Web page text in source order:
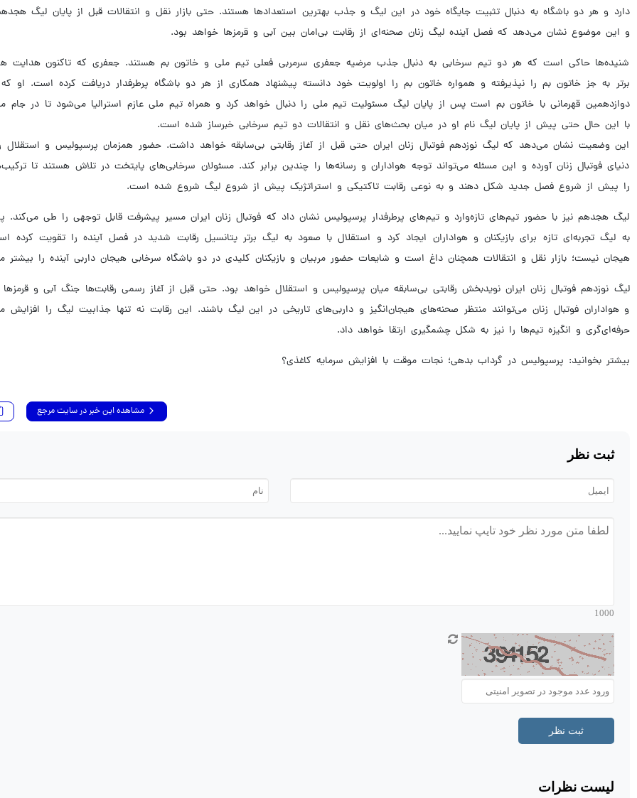
دارد و هر دو باشگاه به دنبال تثبیت جایگاه خود در این لیگ و جذب بهترین استعدادها هستند. حتی بازار نقل و انتقالات قبل از پایان لیگ
و این موضوع نشان می‌دهد که فصل آینده لیگ زنان صحنه‌ای از رقابت بی‌امان بین آبی و قرمزها خواهد بود.
شنیده‌ها حاکی است که هر دو تیم سرخابی به دنبال جذب مرضیه جعفری سرمربی فعلی تیم ملی و خاتون بم هستند. جعفری که تاکنون هدایت
برتر به جز خاتون بم را نپذیرفته و همواره خاتون بم را اولویت خود دانسته پیشنهاد همکاری از هر دو باشگاه پرطرفدار دریافت کرده است. او
دوازدهمین قهرمانی با خاتون بم است پس از پایان لیگ مسئولیت تیم ملی را دنبال خواهد کرد و همراه تیم ملی عازم استرالیا می‌شود تا در
با این حال حتی پیش از پایان لیگ نام او در میان بحث‌های نقل و انتقالات دو تیم سرخابی خبرساز شده است.
این وضعیت نشان می‌دهد که لیگ نوزدهم فوتبال زنان ایران حتی قبل از آغاز رقابتی بی‌سابقه خواهد داشت. حضور همزمان پرسپولیس و استقلال
دنیای فوتبال زنان آورده و این مسئله می‌تواند توجه هواداران و رسانه‌ها را چندین برابر کند. مسئولان سرخابی‌های پایتخت در تلاش هستند تا
را پیش از شروع فصل جدید شکل دهند و به نوعی رقابت تاکتیکی و استراتژیک پیش از شروع لیگ شروع شده است.
لیگ هجدهم نیز با حضور تیم‌های تازه‌وارد و تیم‌های پرطرفدار پرسپولیس نشان داد که فوتبال زنان ایران مسیر پیشرفت قابل توجهی را طی می‌کند.
به لیگ تجربه‌ای تازه برای بازیکنان و هواداران ایجاد کرد و استقلال با صعود به لیگ برتر پتانسیل رقابت شدید در فصل آینده را تقویت کرده
هیجان نیست؛ بازار نقل و انتقالات همچنان داغ است و شایعات حضور مربیان و بازیکنان کلیدی در دو باشگاه سرخابی هیجان داربی آینده را بیشتر
لیگ نوزدهم فوتبال زنان ایران نویدبخش رقابتی بی‌سابقه میان پرسپولیس و استقلال خواهد بود. حتی قبل از آغاز رسمی رقابت‌ها جنگ آبی و
و هواداران فوتبال زنان می‌توانند منتظر صحنه‌های هیجان‌انگیز و داربی‌های تاریخی در این لیگ باشند. این رقابت نه تنها جذابیت لیگ را
حرفه‌ای‌گری و انگیزه تیم‌ها را نیز به شکل چشمگیری ارتقا خواهد داد.
بیشتر بخوانید: پرسپولیس در گرداب بدهی؛ نجات موقت با افزایش سرمایه کاغذی؟
مشاهده این خبر در سایت مرجع